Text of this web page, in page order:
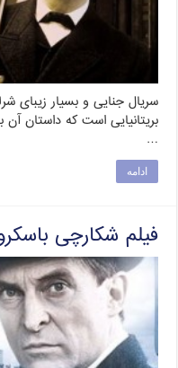
سریال جنایی و بسیار زیبای
بریتانیایی است که داستان
…
ادامه
فیلم شکارچی